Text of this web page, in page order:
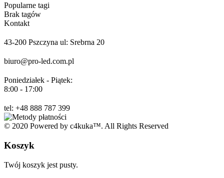
Popularne tagi
Brak tagów
Kontakt
43-200 Pszczyna ul: Srebrna 20
biuro@pro-led.com.pl
Poniedziałek - Piątek:
8:00 - 17:00
tel: +48 888 787 399
© 2020 Powered by c4kuka™. All Rights Reserved
Koszyk
Twój koszyk jest pusty.